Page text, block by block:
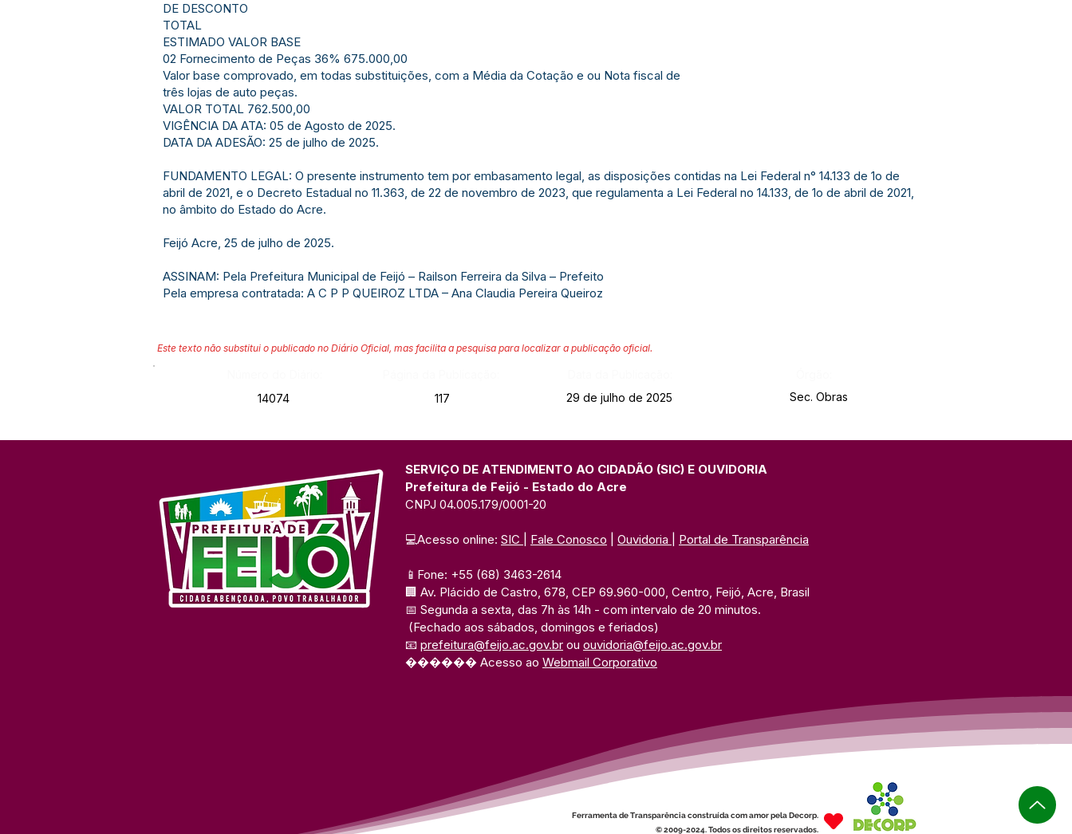
DE DESCONTO
TOTAL
ESTIMADO VALOR BASE
02 Fornecimento de Peças 36% 675.000,00
Valor base comprovado, em todas substituições, com a Média da Cotação e ou Nota fiscal de
três lojas de auto peças.
VALOR TOTAL 762.500,00
VIGÊNCIA DA ATA: 05 de Agosto de 2025.
DATA DA ADESÃO: 25 de julho de 2025.
FUNDAMENTO LEGAL: O presente instrumento tem por embasamento legal, as disposições contidas na Lei Federal n° 14.133 de 1o de
abril de 2021, e o Decreto Estadual no 11.363, de 22 de novembro de 2023, que regulamenta a Lei Federal no 14.133, de 1o de abril de 2021,
no âmbito do Estado do Acre.
Feijó Acre, 25 de julho de 2025.
ASSINAM: Pela Prefeitura Municipal de Feijó – Railson Ferreira da Silva – Prefeito
Pela empresa contratada: A C P P QUEIROZ LTDA – Ana Claudia Pereira Queiroz
Este texto não substitui o publicado no Diário Oficial, mas facilita a pesquisa para localizar a publicação oficial.
14074
117 29 de julho de 2025 Sec. Obras
SERVIÇO DE ATENDIMENTO AO CIDADÃO (SIC) E OUVIDORIA
Prefeitura de Feijó - Estado do Acre
CNPJ 04.005.179/0001-20
💻Acesso online: SIC Fale Conosco Ouvidoria Portal de Transparência
📱Fone: +55 (68) 3463-2614
🏢 Av. Plácido de Castro, 678, CEP 69.960-000, Centro, Feijó, Acre, Brasil
📅 Segunda a sexta, das 7h às 14h - com intervalo de 20 minutos.
(Fechado aos sábados, domingos e feriados)
📧 prefeitura@feijo.ac.gov.br ou ouvidoria@feijo.ac.gov.br
������ Acesso ao Webmail Corporativo
Ferramenta de Transparência construída com amor pela Decorp.
© 2009-2024. Todos os direitos reservados.